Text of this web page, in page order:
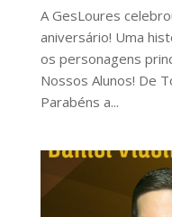
A GesLoures
aniversário! Uma
os personagens
Nossos Alunos! De
Parabéns a...